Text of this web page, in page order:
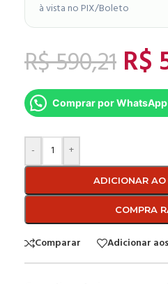
à vista no PIX/Boleto
R$590,21 R$
Comprar por WhatsApp
- +
ADICIONAR AO
COMPRA
Comparar Adicionar